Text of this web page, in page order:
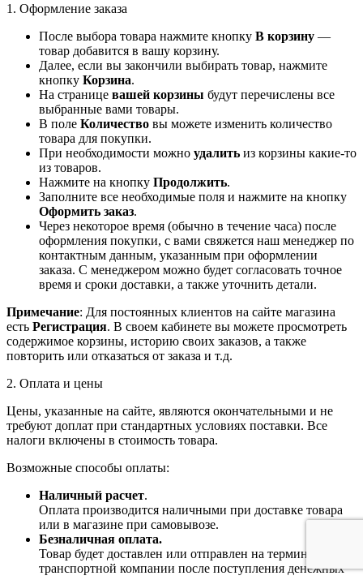
1. Оформление заказа
После выбора товара нажмите кнопку В корзину —
товар добавится в вашу корзину.
Далее, если вы закончили выбирать товар, нажмите
кнопку Корзина.
На странице вашей корзины будут перечислены все
выбранные вами товары.
В поле Количество вы можете изменить количество
товара для покупки.
При необходимости можно удалить из корзины какие-то
из товаров.
Нажмите на кнопку Продолжить.
Заполните все необходимые поля и нажмите на кнопку
Оформить заказ.
Через некоторое время (обычно в течение часа) после
оформления покупки, с вами свяжется наш менеджер по
контактным данным, указанным при оформлении
заказа. С менеджером можно будет согласовать точное
время и сроки доставки, а также уточнить детали.
Примечание: Для постоянных клиентов на сайте магазина
есть Регистрация. В своем кабинете вы можете просмотреть
содержимое корзины, историю своих заказов, а также
повторить или отказаться от заказа и т.д.
2. Оплата и цены
Цены, указанные на сайте, являются окончательными и не
требуют доплат при стандартных условиях поставки. Все
налоги включены в стоимость товара.
Возможные способы оплаты:
Наличный расчет.
Оплата производится наличными при доставке товара
или в магазине при самовывозе.
Безналичная оплата.
Товар будет доставлен или отправлен на терминал
транспортной компании после поступления денежных